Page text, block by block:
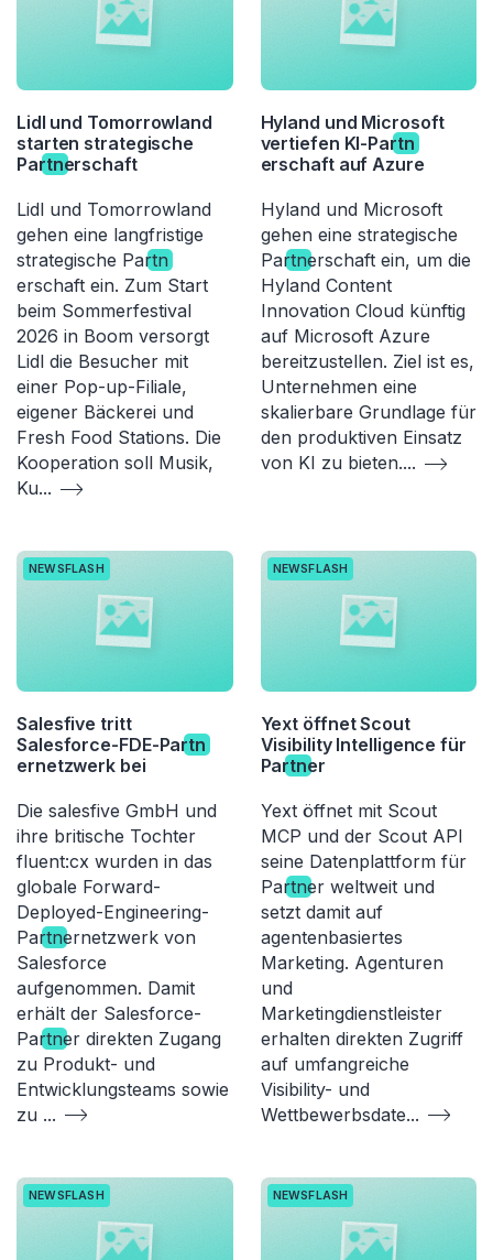
Lidl und Tomorrowland
starten strategische
Partnerschaft
Lidl und Tomorrowland
gehen eine langfristige
strategische Partn
erschaft ein. Zum Start
beim Sommerfestival
2026 in Boom versorgt
Lidl die Besucher mit
einer Pop-up-Filiale,
eigener Bäckerei und
Fresh Food Stations. Die
Kooperation soll Musik,
Ku...
Hyland und Microsoft
vertiefen KI-Partn
erschaft auf Azure
Hyland und Microsoft
gehen eine strategische
Partnerschaft ein, um die
Hyland Content
Innovation Cloud künftig
auf Microsoft Azure
bereitzustellen. Ziel ist es,
Unternehmen eine
skalierbare Grundlage für
den produktiven Einsatz
von KI zu bieten....
NEWSFLASH
Salesfive tritt
Salesforce-FDE-Partn
ernetzwerk bei
Die salesfive GmbH und
ihre britische Tochter
fluent:cx wurden in das
globale Forward-
Deployed-Engineering-
Partnernetzwerk von
Salesforce
aufgenommen. Damit
erhält der Salesforce-
Partner direkten Zugang
zu Produkt- und
Entwicklungsteams sowie
zu ...
NEWSFLASH
Yext öffnet Scout
Visibility Intelligence für
Partner
Yext öffnet mit Scout
MCP und der Scout API
seine Datenplattform für
Partner weltweit und
setzt damit auf
agentenbasiertes
Marketing. Agenturen
und
Marketingdienstleister
erhalten direkten Zugriff
auf umfangreiche
Visibility- und
Wettbewerbsdate...
NEWSFLASH NEWSFLASH